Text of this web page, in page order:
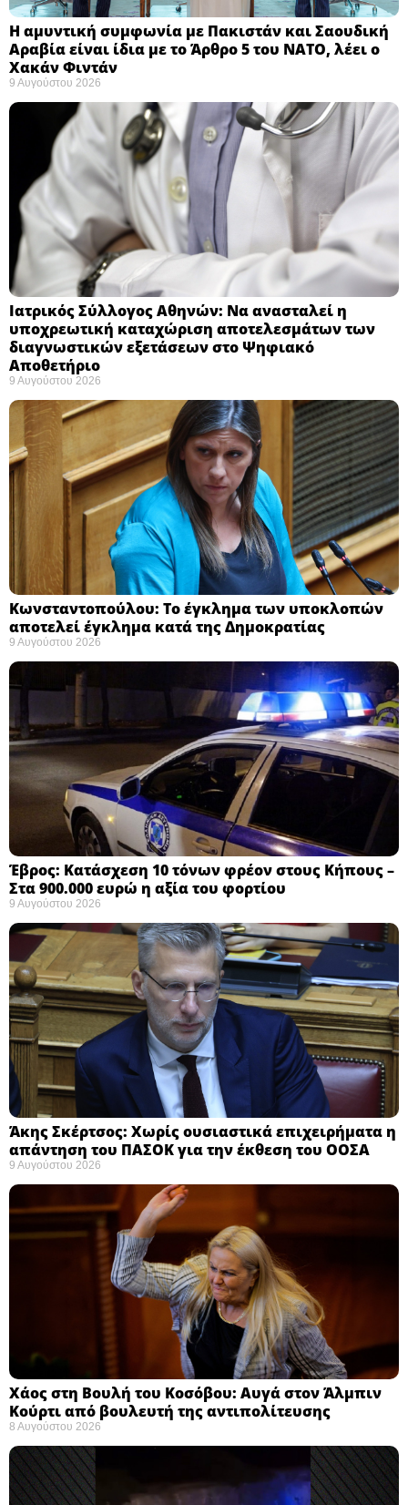
Η αμυντική συμφωνία με Πακιστάν και Σαουδική
Αραβία είναι ίδια με το Άρθρο 5 του ΝΑΤΟ, λέει ο
Χακάν Φιντάν ​
9 Αυγούστου 2026
Ιατρικός Σύλλογος Αθηνών: Να ανασταλεί η
υποχρεωτική καταχώριση αποτελεσμάτων των
διαγνωστικών εξετάσεων στο Ψηφιακό
Αποθετήριο ​
9 Αυγούστου 2026
Κωνσταντοπούλου: Το έγκλημα των υποκλοπών
αποτελεί έγκλημα κατά της Δημοκρατίας ​
9 Αυγούστου 2026
Έβρος: Κατάσχεση 10 τόνων φρέον στους Κήπους –
Στα 900.000 ευρώ η αξία του φορτίου ​
9 Αυγούστου 2026
Άκης Σκέρτσος: Χωρίς ουσιαστικά επιχειρήματα η
απάντηση του ΠΑΣΟΚ για την έκθεση του ΟΟΣΑ ​
9 Αυγούστου 2026
Χάος στη Βουλή του Κοσόβου: Αυγά στον Άλμπιν
Κούρτι από βουλευτή της αντιπολίτευσης
8 Αυγούστου 2026